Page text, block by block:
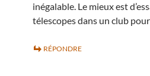
inégalable. Le mieux est
télescopes dans un club
RÉPONDRE